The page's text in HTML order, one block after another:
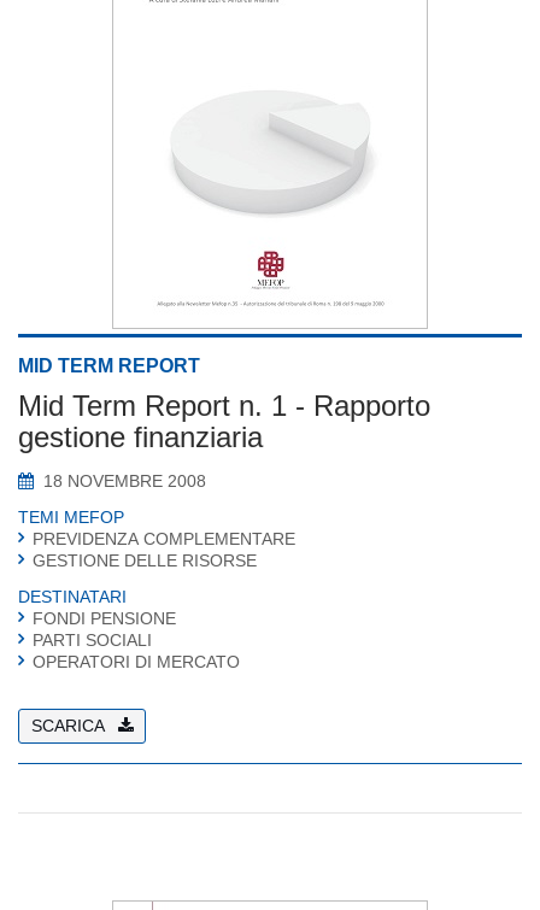
MID TERM REPORT
Mid Term Report n. 1 - Rapporto
gestione finanziaria
18 NOVEMBRE 2008
TEMI MEFOP
PREVIDENZA COMPLEMENTARE
GESTIONE DELLE RISORSE
DESTINATARI
FONDI PENSIONE
PARTI SOCIALI
OPERATORI DI MERCATO
SCARICA